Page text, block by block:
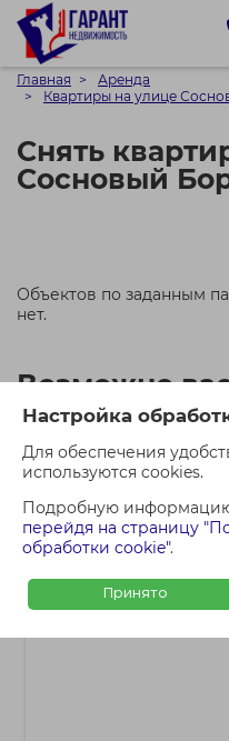
Настройка
Для обеспечения
используются cookies.
Подробную
перейдя на страницу
обработки cookie".
Принято
Главная
Аренда
Квартиры на улице
Снять
Сосновый
Объектов по заданным
нет.
Возможно